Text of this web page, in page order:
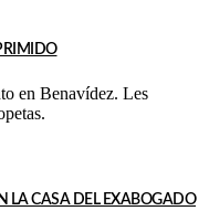
en Benavídez. Les
pistolas, rifles y escopetas.
LA CASA DEL EXABOGADO